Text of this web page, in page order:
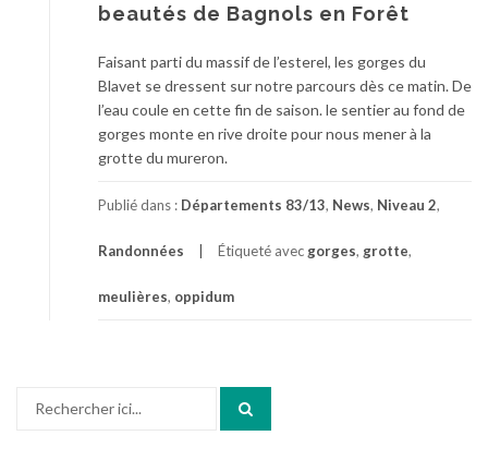
beautés de Bagnols en Forêt
Faisant parti du massif de l’esterel, les gorges du
Blavet se dressent sur notre parcours dès ce matin. De
l’eau coule en cette fin de saison. le sentier au fond de
gorges monte en rive droite pour nous mener à la
grotte du mureron.
Publié dans : Départements 83/13, News, Niveau 2,
Randonnées Étiqueté avec gorges, grotte,
meulières, oppidum